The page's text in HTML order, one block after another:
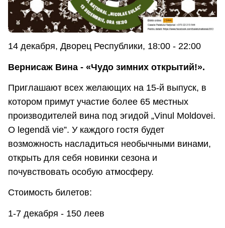
14 декабря, Дворец Республики, 18:00 - 22:00
Вернисаж Вина - «Чудо зимних открытий!».
Приглашают всех желающих на 15-й выпуск, в
котором примут участие более 65 местных
производителей вина под эгидой „Vinul Moldovei.
O legendă vie”. У каждого гостя будет
возможность насладиться необычными винами,
открыть для себя новинки сезона и
почувствовать особую атмосферу.
Стоимость билетов:
1-7 декабря - 150 леев